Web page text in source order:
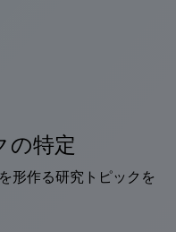
の特定
形作る研究トピックを